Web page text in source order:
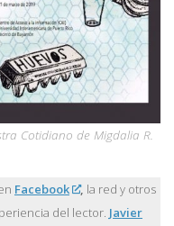
Cotidiano de Migdalia R.
Facebook , la red y otros
del lector. Javier